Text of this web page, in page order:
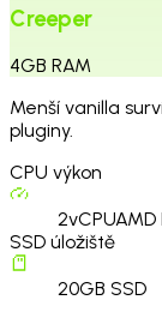
Creeper
4GB RAM
Menší vanilla
pluginy.
CPU výkon
2vCPUAMD
SSD úložiště
20GB SSD